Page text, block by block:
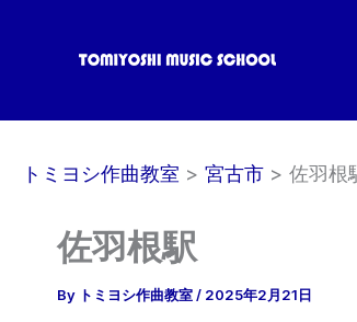
トミヨシ作曲教室 宮古市 佐羽根
佐羽根駅
By トミヨシ作曲教室/ 2025年2月21日